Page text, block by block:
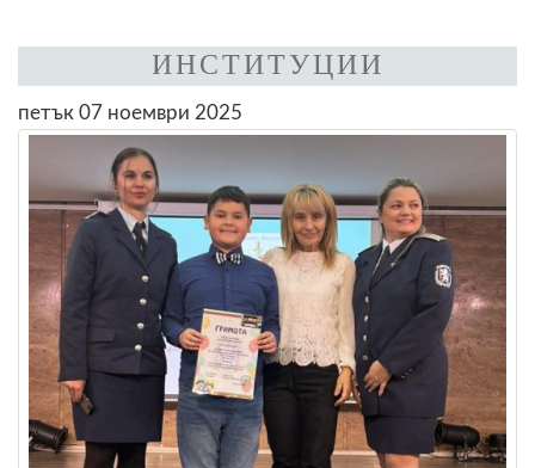
ИНСТИТУЦИИ
петък 07 ноември 2025